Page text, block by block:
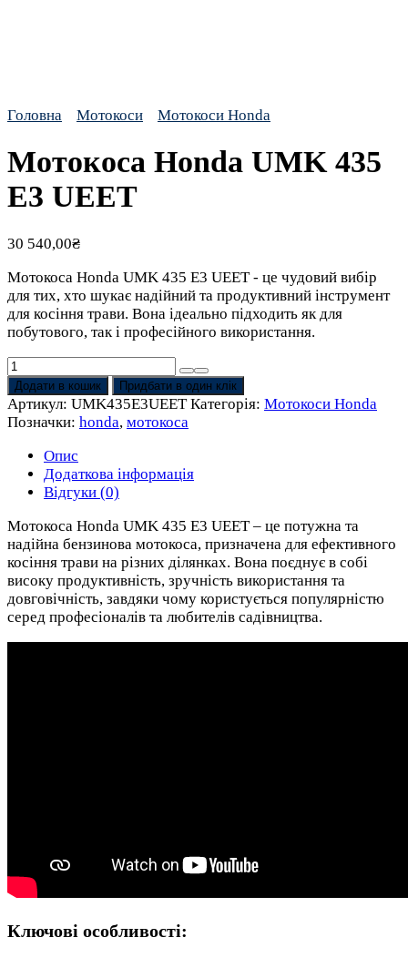
Головна Мотокоси Мотокоси Honda
Мотокоса Honda UMK 435
E3 UEET
30 540,00₴
Мотокоса Honda UMK 435 E3 UEET - це чудовий вибір
для тих, хто шукає надійний та продуктивний інструмент
для косіння трави. Вона ідеально підходить як для
побутового, так і професійного використання.
Мотокоса
Honda
UMK
435
UEET
кількість
Додати в кошик Придбати в один клік
Артикул: UMK435E3UEET Категорія: Мотокоси Honda
Позначки: honda, мотокоса
Опис
Додаткова інформація
Відгуки (0)
Мотокоса Honda UMK 435 E3 UEET – це потужна та
надійна бензинова мотокоса, призначена для ефективного
косіння трави на різних ділянках. Вона поєднує в собі
високу продуктивність, зручність використання та
довговічність, завдяки чому користується популярністю
серед професіоналів та любителів садівництва.
Ключові особливості: